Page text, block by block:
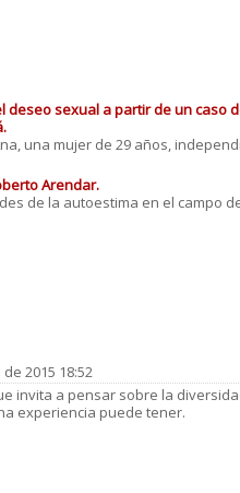
deseo sexual a partir de un caso
una mujer de 29 años,
Arendar.
de la autoestima en el campo
2015 18:52
invita a pensar sobre la
experiencia puede tener.